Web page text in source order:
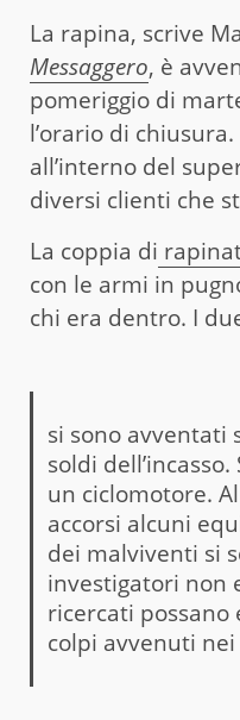
La rapina, scrive
Messaggero, è
pomeriggio di
l’orario di
all’interno del
diversi clienti che
La coppia di
con le armi in
chi era dentro. I
si sono avventati
soldi
un ciclomotore.
accorsi alcuni
dei malviventi si
investigatori non
ricercati
colpi avvenuti